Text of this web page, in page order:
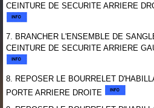
CEINTURE DE SECURITE ARRIERE
7. BRANCHER L'ENSEMBLE DE
CEINTURE DE SECURITE ARRIERE
8. REPOSER LE BOURRELET
PORTE ARRIERE DROITE